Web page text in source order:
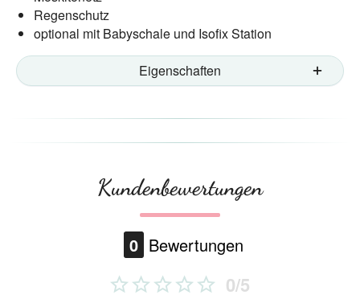
Regenschutz
optional mit Babyschale und Isofix Station
Eigenschaften
Kundenbewertungen
0 Bewertungen
0/5